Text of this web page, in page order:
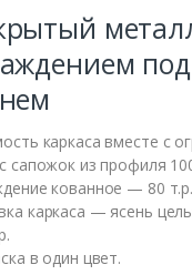
каркаса вместе с
сапожок из профиля
кованное — 80 т.р.
каркаса — ясень
в один цвет.